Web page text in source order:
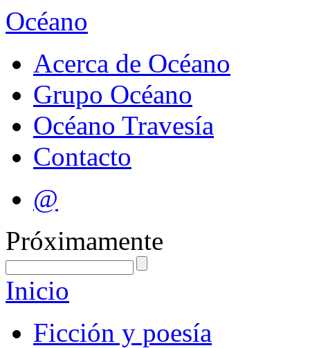
Océano
Acerca de Océano
Grupo Océano
Océano Travesía
Contacto
@
Próximamente
Inicio
Ficción y poesía